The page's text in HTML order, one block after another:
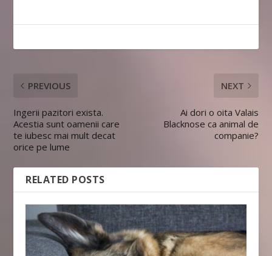
PREVIOUS
Ingerii pazitori exista.
Acestia sunt oamenii care
te iubesc mai mult decat
orice pe lume
NEXT
Ai dori o oita Valais
Blacknose ca animal de
companie?
RELATED POSTS